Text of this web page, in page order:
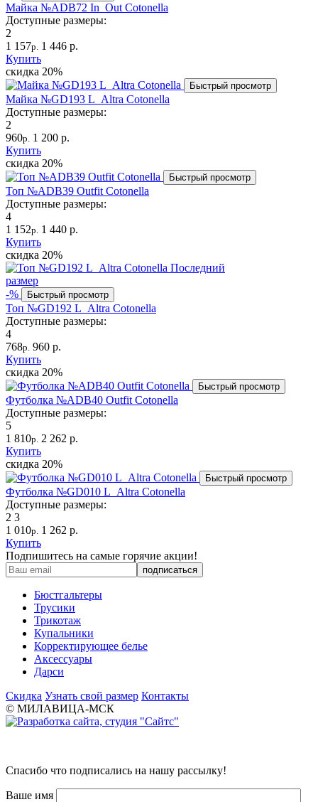
Майка №ADB72 In_Out Cotonella
Доступные размеры:
2
1 157р. 1 446 р.
Купить
скидка 20%
Быстрый просмотр
Майка №GD193 L_Altra Cotonella
Доступные размеры:
2
960р. 1 200 р.
Купить
скидка 20%
Быстрый просмотр
Топ №ADB39 Outfit Cotonella
Доступные размеры:
4
1 152р. 1 440 р.
Купить
скидка 20%
Последний
размер
-%
Быстрый просмотр
Топ №GD192 L_Altra Cotonella
Доступные размеры:
4
768р. 960 р.
Купить
скидка 20%
Быстрый просмотр
Футболка №ADB40 Outfit Cotonella
Доступные размеры:
5
1 810р. 2 262 р.
Купить
скидка 20%
Быстрый просмотр
Футболка №GD010 L_Altra Cotonella
Доступные размеры:
2 3
1 010р. 1 262 р.
Купить
Подпишитесь на самые горячие акции!
Бюстгальтеры
Трусики
Трикотаж
Купальники
Корректирующее белье
Аксессуары
Дарси
Скидка Узнать свой размер Контакты
© МИЛАВИЦА-МСК
Спасибо что подписались на нашу рассылку!
Ваше имя